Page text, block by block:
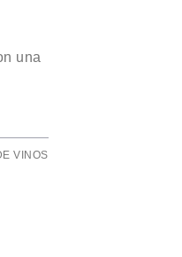
una
VINOS